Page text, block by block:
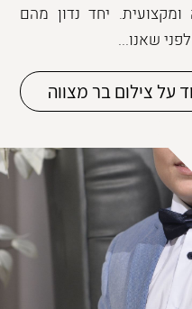
ומקצועית. יחד נדון מהם
שאנו...
על צילום בר מצווה